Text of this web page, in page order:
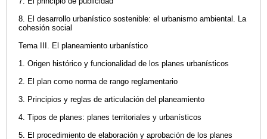
8. El desarrollo urbanístico sostenible: el urbanismo ambiental. La
cohesión social
Tema III. El planeamiento urbanístico
1. Origen histórico y funcionalidad de los planes urbanísticos
2. El plan como norma de rango reglamentario
3. Principios y reglas de articulación del planeamiento
4. Tipos de planes: planes territoriales y urbanísticos
5. El procedimiento de elaboración y aprobación de los planes